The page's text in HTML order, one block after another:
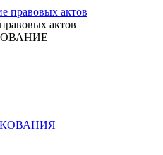
актов